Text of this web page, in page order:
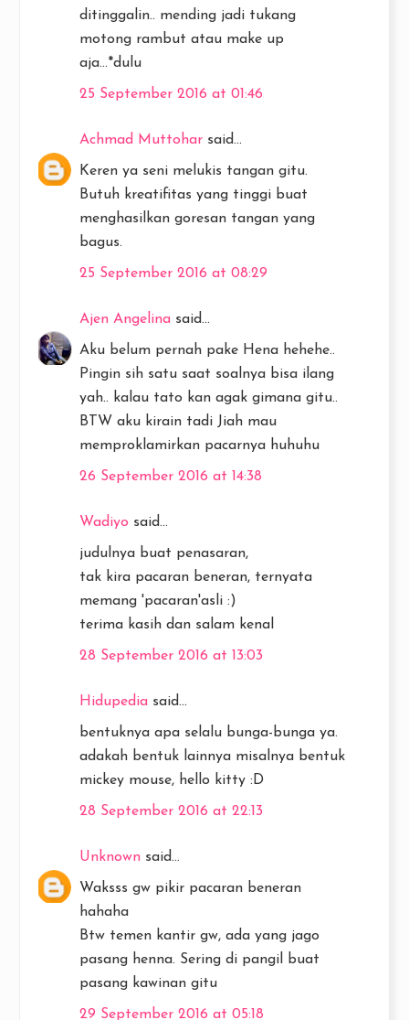
ditinggalin.. mending jadi tukang
motong rambut atau make up
aja...*dulu
25 September 2016 at 01:46
Achmad Muttohar said...
Keren ya seni melukis tangan gitu.
Butuh kreatifitas yang tinggi buat
menghasilkan goresan tangan yang
bagus.
25 September 2016 at 08:29
Ajen Angelina said...
Aku belum pernah pake Hena hehehe..
Pingin sih satu saat soalnya bisa ilang
yah.. kalau tato kan agak gimana gitu..
BTW aku kirain tadi Jiah mau
memproklamirkan pacarnya huhuhu
26 September 2016 at 14:38
Wadiyo said...
judulnya buat penasaran,
tak kira pacaran beneran, ternyata
memang 'pacaran'asli :)
terima kasih dan salam kenal
28 September 2016 at 13:03
Hidupedia said...
bentuknya apa selalu bunga-bunga ya.
adakah bentuk lainnya misalnya bentuk
mickey mouse, hello kitty :D
28 September 2016 at 22:13
Unknown said...
Waksss gw pikir pacaran beneran
hahaha
Btw temen kantir gw, ada yang jago
pasang henna. Sering di pangil buat
pasang kawinan gitu
29 September 2016 at 05:18